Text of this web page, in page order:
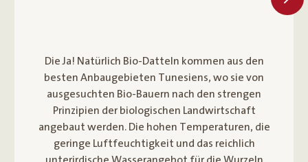
Die Ja! Natürlich Bio-Datteln kommen aus den
besten Anbaugebieten Tunesiens, wo sie von
ausgesuchten Bio-Bauern nach den strengen
Prinzipien der biologischen Landwirtschaft
angebaut werden. Die hohen Temperaturen, die
geringe Luftfeuchtigkeit und das reichlich